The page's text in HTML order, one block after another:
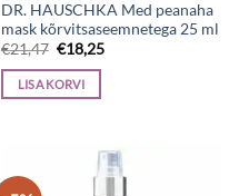
DR. HAUSCHKA Med peanaha
mask kõrvitsaseemnetega 25 ml
€21,47 Algne
hind
oli:
€21,47.
€18,25Current
LISA KORVI